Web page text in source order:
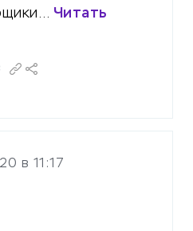
Читать
в 11:17